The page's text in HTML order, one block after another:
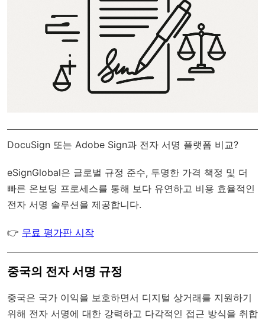
DocuSign 또는 Adobe Sign과 전자 서명 플랫폼 비교?
eSignGlobal은 글로벌 규정 준수, 투명한 가격 책정 및 더
빠른 온보딩 프로세스를 통해 보다 유연하고 비용 효율적인
전자 서명 솔루션을 제공합니다.
👉 무료 평가판 시작
중국의 전자 서명 규정
중국은 국가 이익을 보호하면서 디지털 상거래를 지원하기
위해 전자 서명에 대한 강력하고 다각적인 접근 방식을 취합